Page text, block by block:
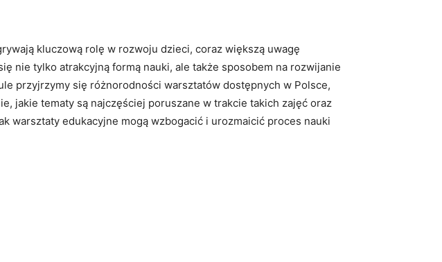
⁢kluczową ⁣rolę w rozwoju dzieci,‌ coraz większą uwagę
nie tylko atrakcyjną‍ formą nauki, ale także sposobem na rozwijanie
przyjrzymy się różnorodności warsztatów dostępnych w Polsce,
jakie tematy są ‍najczęściej poruszane ‌w trakcie takich zajęć oraz
warsztaty​ edukacyjne mogą ‍wzbogacić i urozmaicić proces ⁤nauki